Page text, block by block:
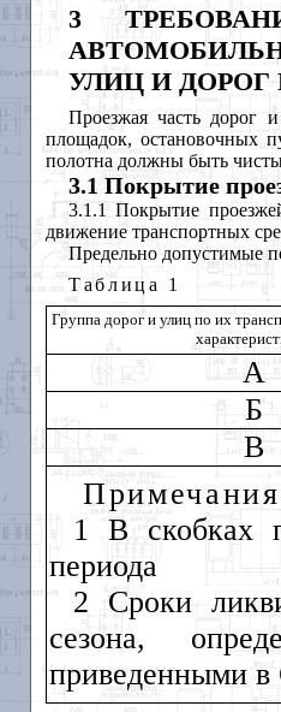
3
УЛИЦ И
Проезжая часть дорог
площадок, остановочных
полотна должны быть
3.1 Покрытие
3.1.1 Покрытие
движение транспортных
Предельно допустимые
Таблица 1
Группа дорог и улиц по их
А
Б
В
Примечания
1 В скобках
периода
2 Сроки
сезона,
приведенными в